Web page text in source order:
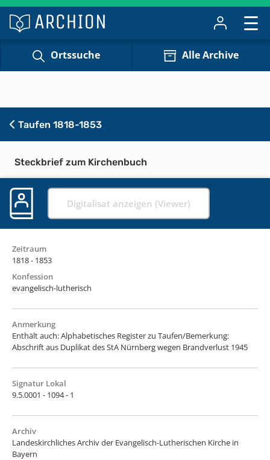
Ortssuche Alle Archive
Taufen 1818-1853
Steckbrief zum Kirchenbuch
Digitalisat anzeigen (Viewer)
Zeitraum
1818 - 1853
Konfession
evangelisch-lutherisch
Anmerkung
Enthält auch: Alphabetisches Register zu Taufen/Bemerkung:
Abschrift aus Duplikat des StA Nürnberg wegen Brandverlust 1945
Signatur Lokal
9.5.0001 - 1094 - 1
Archiv
Landeskirchliches Archiv der Evangelisch-Lutherischen Kirche in
Bayern